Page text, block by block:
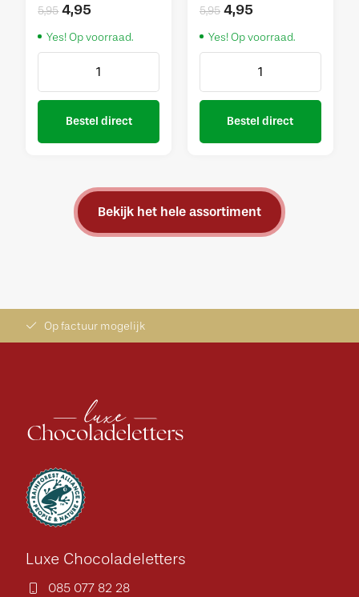
5,95 4,95
Yes! Op voorraad.
Bestel direct
5,95 4,95
Yes! Op voorraad.
Bestel direct
Bekijk het hele assortiment
Op factuur mogelijk
Luxe Chocoladeletters
085 077 82 28